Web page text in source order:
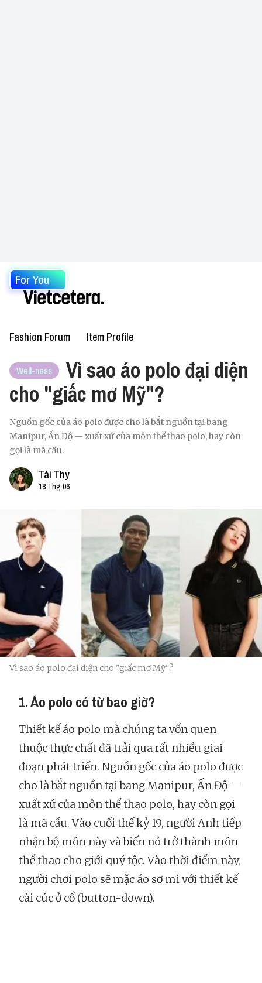
For You
Fashion Forum Item Profile
Well-ness
Vì sao áo polo đại diện
cho "giấc mơ Mỹ"?
Nguồn gốc của áo polo được cho là bắt nguồn tại bang
Manipur, Ấn Độ — xuất xứ của môn thể thao polo, hay còn
gọi là mã cầu.
Tài Thy
18 Thg 06
Vì sao áo polo đại diện cho "giấc mơ Mỹ"?
1. Áo polo có từ bao giờ?
Thiết kế áo polo mà chúng ta vốn quen
thuộc thực chất đã trải qua rất nhiều giai
đoạn phát triển. Nguồn gốc của áo polo được
cho là bắt nguồn tại bang Manipur, Ấn Độ —
xuất xứ của môn thể thao polo, hay còn gọi
là mã cầu. Vào cuối thế kỷ 19, người Anh tiếp
nhận bộ môn này và biến nó trở thành môn
thể thao cho giới quý tộc. Vào thời điểm này,
người chơi polo sẽ mặc áo sơ mi với thiết kế
cài cúc ở cổ (button-down).